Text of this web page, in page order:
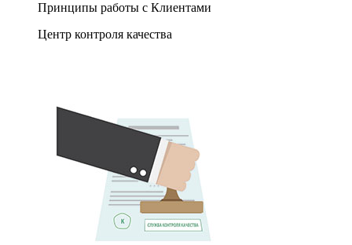
Принципы работы с Клиентами
Центр контроля качества